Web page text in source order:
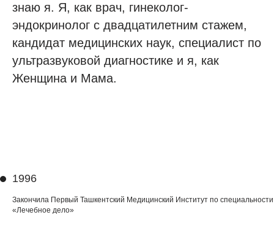
знаю я. Я, как врач, гинеколог-
эндокринолог с двадцатилетним стажем,
кандидат медицинских наук, специалист по
ультразвуковой диагностике и я, как
Женщина и Мама.
1996
Закончила Первый Ташкентский Медицинский Институт по специальности
«Лечебное дело»